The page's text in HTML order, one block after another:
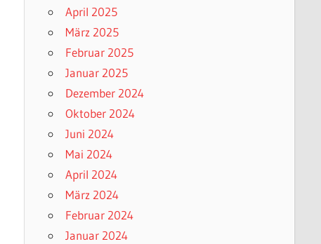
April 2025
März 2025
Februar 2025
Januar 2025
Dezember 2024
Oktober 2024
Juni 2024
Mai 2024
April 2024
März 2024
Februar 2024
Januar 2024